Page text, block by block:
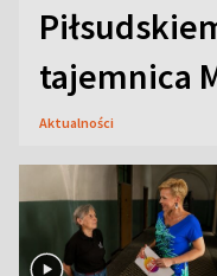
tajemnica
Aktualności